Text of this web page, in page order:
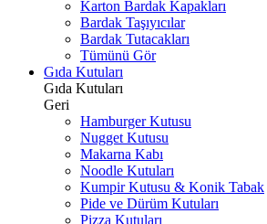
Karton Bardak Kapakları
Bardak Taşıyıcılar
Bardak Tutacakları
Tümünü Gör
Gıda Kutuları
Gıda Kutuları
Geri
Hamburger Kutusu
Nugget Kutusu
Makarna Kabı
Noodle Kutuları
Kumpir Kutusu & Konik Tabak
Pide ve Dürüm Kutuları
Pizza Kutuları